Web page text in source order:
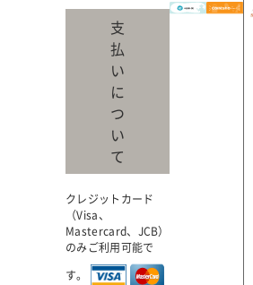
支
払
い
に
つ
い
て
クレジットカード
（Visa、
Mastercard、JCB）
のみご利用可能で
す。